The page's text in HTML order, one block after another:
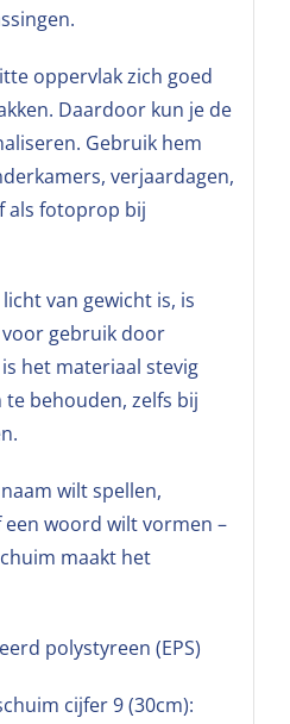
oppervlak zich goed
Daardoor kun je de
Gebruik hem
verjaardagen,
als fotoprop bij
van gewicht is, is
gebruik door
het materiaal stevig
behouden, zelfs bij
wilt spellen,
woord wilt vormen –
maakt het
polystyreen (EPS)
cijfer 9 (30cm):